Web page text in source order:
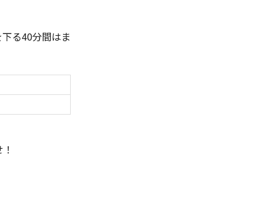
る40分間はま